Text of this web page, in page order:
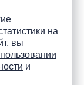
на
вы
и